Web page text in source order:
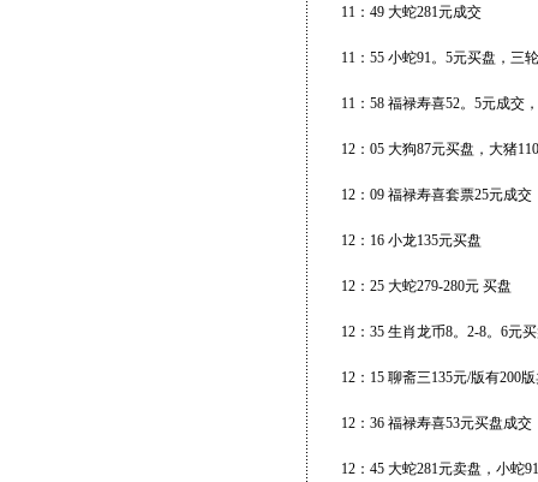
11：49 大蛇281元成交
11：55 小蛇91。5元买盘，三
11：58 福禄寿喜52。5元成交
12：05 大狗87元买盘，大猪
12：09 福禄寿喜套票25元成
12：16 小龙135元买盘
12：25 大蛇279-280元 买盘
12：35 生肖龙币8。2-8。6元
12：15 聊斋三135元/版有200
12：36 福禄寿喜53元买盘成交
12：45 大蛇281元卖盘，小蛇